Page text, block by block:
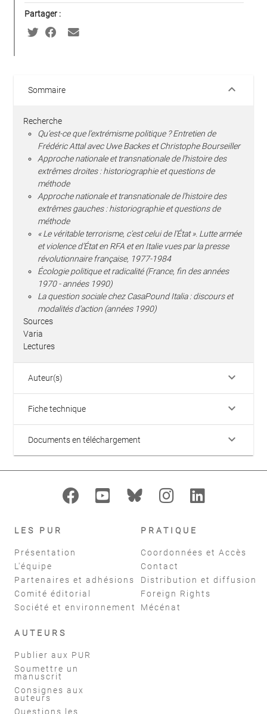
Partager :
Sommaire keyboard_arrow_down
Recherche
Qu’est-ce que l’extrémisme politique ? Entretien de
Frédéric Attal avec Uwe Backes et Christophe Bourseiller
Approche nationale et transnationale de l’histoire des
extrêmes droites : historiographie et questions de
méthode
Approche nationale et transnationale de l’histoire des
extrêmes gauches : historiographie et questions de
méthode
« Le véritable terrorisme, c’est celui de l’État ». Lutte armée
et violence d’État en RFA et en Italie vues par la presse
révolutionnaire française, 1977-1984
Écologie politique et radicalité (France, fin des années
1970 - années 1990)
La question sociale chez CasaPound Italia : discours et
modalités d’action (années 1990)
Sources
Varia
Lectures
Auteur(s) keyboard_arrow_down
Fiche technique keyboard_arrow_down
Documents en téléchargement keyboard_arrow_down
LES PUR
Présentation
L'équipe
Partenaires et adhésions
Comité éditorial
Société et environnement
PRATIQUE
Coordonnées et Accès
Contact
Distribution et diffusion
Foreign Rights
Mécénat
AUTEURS
Publier aux PUR
Soumettre un
manuscrit
Consignes aux
auteurs
Questions les